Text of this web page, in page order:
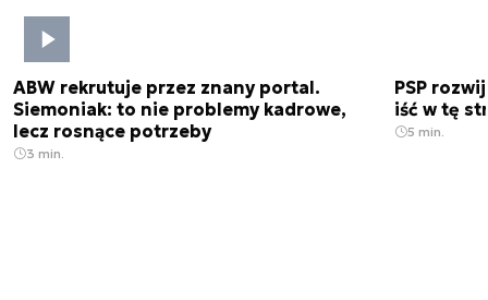
ABW rekrutuje przez znany portal.
Siemoniak: to nie problemy kadrowe,
lecz rosnące potrzeby
3 min.
PSP
iść w tę
5 min.